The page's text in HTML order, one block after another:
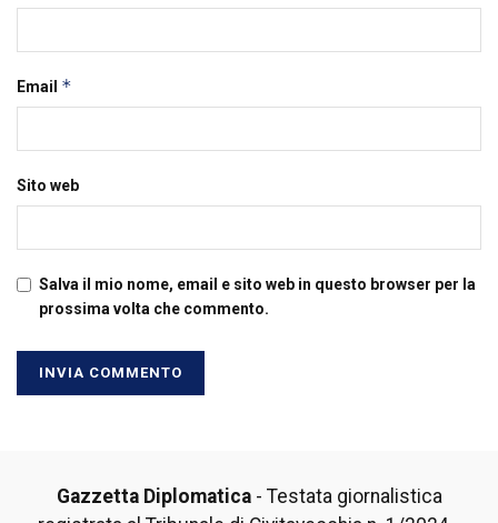
Email *
Sito web
Salva il mio nome, email e sito web in questo browser per la
prossima volta che commento.
Gazzetta Diplomatica- Testata giornalistica